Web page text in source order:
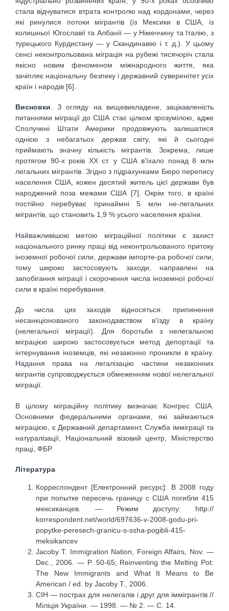
стала відчуватися втрата контролю над кордонами, через
які ринулися потоки мігрантів (із Мексики в США, із
колишньої Югославії та Албанії — у Німеччину та Італію, з
турецького Курдистану — у Скандинавію і т. д.). У цьому
сенсі неконтрольована міграція на рубежі тисячоріч стала
якісно новим феноменом міжнародного життя, яка
зачіпляє національну безпеку і державний суверенітет усіх
країн і народів [6].
Висновки. З огляду на вищевикладене, зацікавленість
питаннями міграції до США стає цілком зрозумілою, адже
Сполучені Штати Америки продовжують залишатися
однією з небагатьох держав світу, які й сьогодні
приймають значну кількість мігрантів. Зокрема, лише
протягом 90-х років XX ст. у США в’їхало понад 8 млн
легальних мігрантів. Згідно з підрахунками Бюро перепису
населення США, кожен десятий житель цієї держави був
народжений поза межами США [7]. Окрім того, в країні
постійно перебуває принаймні 5 млн не-легальних
мігрантів, що становить 1,9 % усього населення країни.
Найважливішою метою міграційної політики є захист
національного ринку праці від неконтрольованого притоку
іноземної робочої сили, держави імпорте-ра робочої сили,
тому широко застосовують заходи, направлені на
запобігання міграції і скорочення числа іноземної робочої
сили в країні перебування.
До числа цих заходів відносяться: припинення
несанкціонованого законодавством в’їзду в країну
(нелегальної міграції). Для боротьби з нелегальною
міграцією широко застосовується метод депортації та
інтернування іноземців, які незаконно проникли в країну.
Надання права на легалізацію частини незаконних
мігрантів супроводжується обмеженням нової нелегальної
міграції.
В цілому міграційну політику визначає Конгрес США.
Основними федеральними органами, які займаються
міграцією, є Державний департамент, Служба імміграції та
натуралізації, Національний візовий центр, Міністерство
праці, ФБР.
Література
Корреспондент [Електронний ресурс]: В 2008 году
при попытке пересечь границу с США погибли 415
мексиканцев. — Режим доступу: http://
korrespondent.net/world/697636-v-2008-godu-pri-
popytke-peresech-granicu-s-ssha-pogibli-415-
meksikancev
Jacoby T. Immigration Nation, Foreign Affairs, Nov. —
Dec., 2006. — P. 50-65; Reinventing the Melting Pot:
The New Immigrants and What It Means to Be
American / ed. by Jacoby T., 2006.
СІН — пострах для нелегалів і друг для іммігрантів //
Міліція України. — 1998. — № 2. — С. 14.